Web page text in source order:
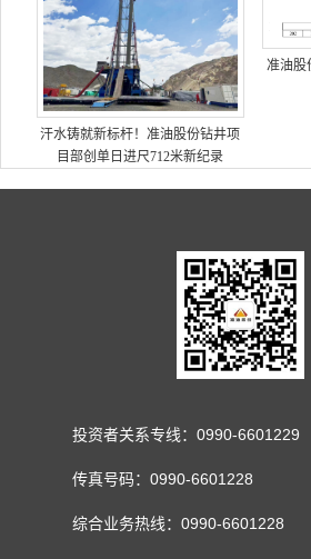
汗水铸就新标杆！准油股份钻井项
目部创单日进尺712米新纪录
准油股
投资者关系专线：0990-6601229
传真号码：0990-6601228
综合业务热线：0990-6601228